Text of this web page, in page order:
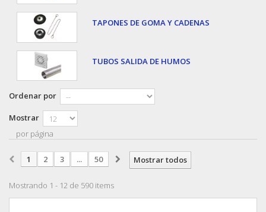
TAPONES DE GOMA Y CADENAS
TUBOS SALIDA DE HUMOS
Ordenar por
Mostrar
por página
Mostrar todos
1 2 3 ... 50
Mostrando 1 - 12 de 590 items